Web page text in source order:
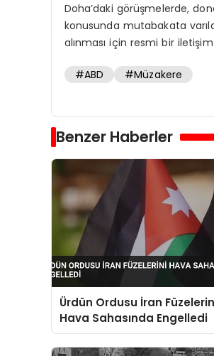
Doha’daki görüşmelerde,
konusunda mutabakata
alınması için resmi bir
#ABD #Müzakere
Benzer Haberler
Ürdün Ordusu İran
Hava Sahasında Engelledi